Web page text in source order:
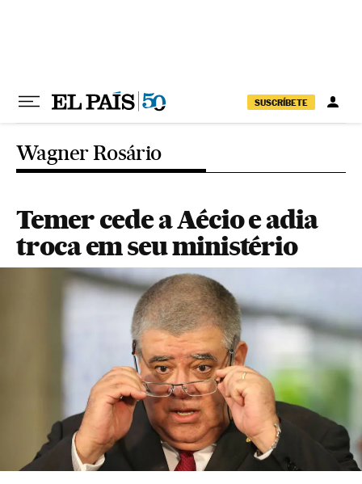
SUSCRÍBETE
Wagner Rosário
Temer cede a Aécio e adia
troca em seu ministério